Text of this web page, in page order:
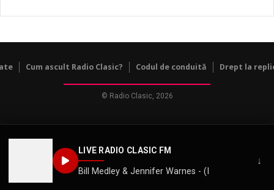
LIVE RADIO CLASIC FM
Bill Medley & Jennifer Warnes - (I
↓
Cum ascult Radio Clasic? Codul de conduită Drept la
© Radio Clasic, 2026